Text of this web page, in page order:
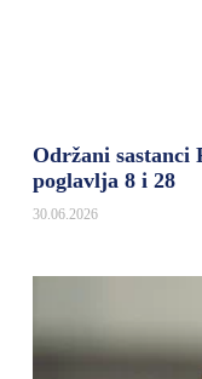
Održani sastanci
poglavlja 8 i 28
30.06.2026